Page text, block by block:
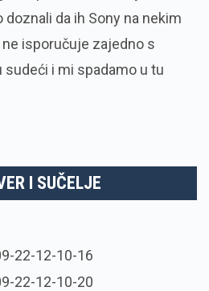
da ih Sony na nekim
isporučuje zajedno s
i mi spadamo u tu
I SUČELJE